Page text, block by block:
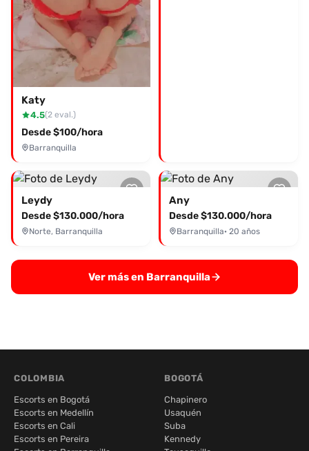
Katy
4.5(2 eval.)
Desde $100/hora
Barranquilla
Leydy
Desde $130.000/hora
Norte, Barranquilla
Any
Desde $130.000/hora
Barranquilla· 20 años
Ver más en Barranquilla
COLOMBIA
Escorts en Bogotá
Escorts en Medellín
Escorts en Cali
Escorts en Pereira
BOGOTÁ
Chapinero
Usaquén
Suba
Kennedy